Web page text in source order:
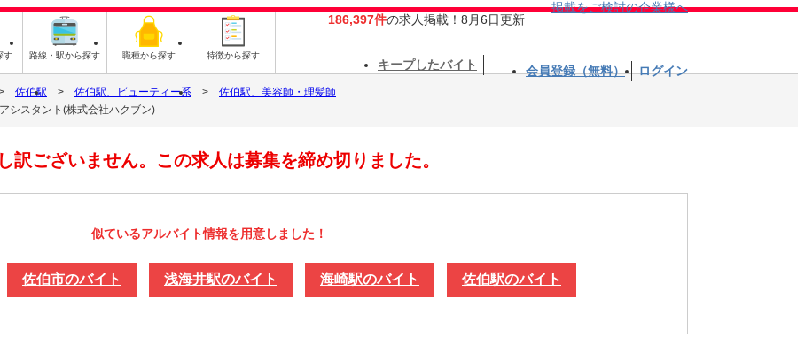
す 路線・駅から探す 職種から探す 特徴から探す
186,397件の求人掲載！8月6日更新
掲載をご検討の企業様へ
キープしたバイト 会員登録（無料） ログイン
佐伯駅 佐伯駅、ビューティー系
佐伯駅、美容師・理髪師
シスタント(株式会社ハクブン)
訳ございません。この求人は募集を締め切りました。
似ているアルバイト情報を用意しました！
佐伯市のバイト 浅海井駅のバイト 海崎駅のバイト 佐伯駅のバイト